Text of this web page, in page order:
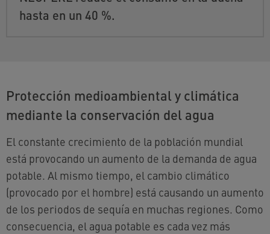
hasta en un 40 %.
Protección medioambiental y climática
mediante la conservación del agua
El constante crecimiento de la población mundial
está provocando un aumento de la demanda de agua
potable. Al mismo tiempo, el cambio climático
(provocado por el hombre) está causando un aumento
de los periodos de sequía en muchas regiones. Como
consecuencia, el agua potable es cada vez más